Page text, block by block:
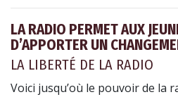
LA RADIO PERMET AUX
D’APPORTER UN
LA LIBERTÉ DE LA RADIO
Voici jusqu’où le pouvoir de la